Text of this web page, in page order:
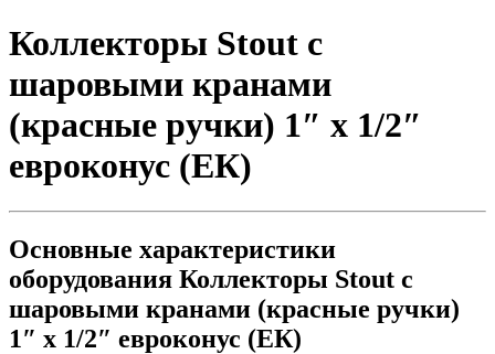
Коллекторы Stout с
шаровыми кранами
(красные ручки) 1″ x 1/2″
евроконус (ЕК)
Основные характеристики
оборудования Коллекторы Stout с
шаровыми кранами (красные ручки)
1″ x 1/2″ евроконус (ЕК)